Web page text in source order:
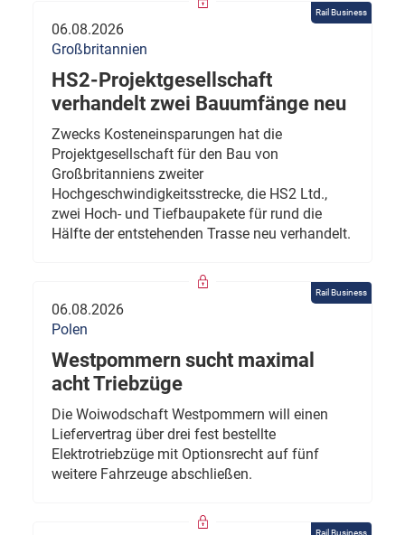
Rail Business
06.08.2026
Großbritannien
HS2-Projektgesellschaft
verhandelt zwei Bauumfänge neu
Zwecks Kosteneinsparungen hat die
Projektgesellschaft für den Bau von
Großbritanniens zweiter
Hochgeschwindigkeitsstrecke, die HS2 Ltd.,
zwei Hoch- und Tiefbaupakete für rund die
Hälfte der entstehenden Trasse neu verhandelt.
Rail Business
06.08.2026
Polen
Westpommern sucht maximal
acht Triebzüge
Die Woiwodschaft Westpommern will einen
Liefervertrag über drei fest bestellte
Elektrotriebzüge mit Optionsrecht auf fünf
weitere Fahrzeuge abschließen.
Rail Business